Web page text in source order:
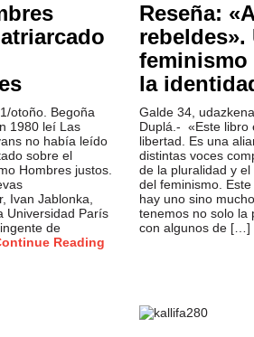
otoño. Begoña
1980 leí Las
no había leído
sobre el
Hombres justos.
Ivan Jablonka,
Universidad París
de
Reading
Reseña:
rebeldes».
feminismo
la
Galde 34,
Duplá.- «Este libro
libertad. Es una
distintas voces
de la pluralidad y
del feminismo.
hay uno sino
tenemos no solo la
con algunos de […]